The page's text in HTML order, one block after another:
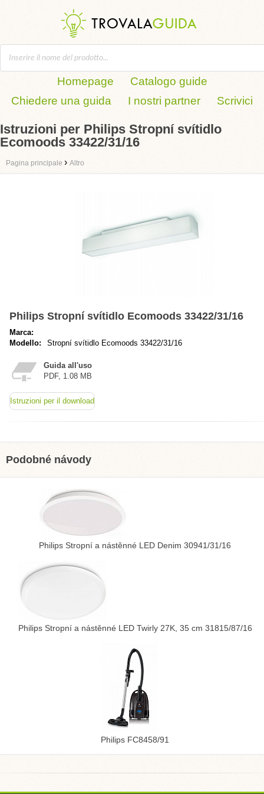
Homepage
Catalogo guide
Chiedere una guida
I nostri partner Scrivici
Istruzioni per Philips Stropní svítidlo
Ecomoods 33422/31/16
Pagina principale › Altro
Philips Stropní svítidlo Ecomoods 33422/31/16
Marca:
Modello:
Stropní svítidlo Ecomoods 33422/31/16
Guida all'uso
PDF, 1.08 MB
Istruzioni per il download
Podobné návody
Philips Stropní a nástěnné LED Denim 30941/31/16
Philips Stropní a nástěnné LED Twirly 27K, 35 cm 31815/87/16
Philips FC8458/91